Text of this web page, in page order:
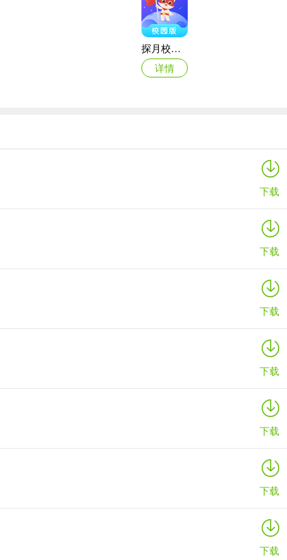
探月校园版苹果版
详情
万词王苹果版
下载
下载
下载
下载
下载
下载
下载